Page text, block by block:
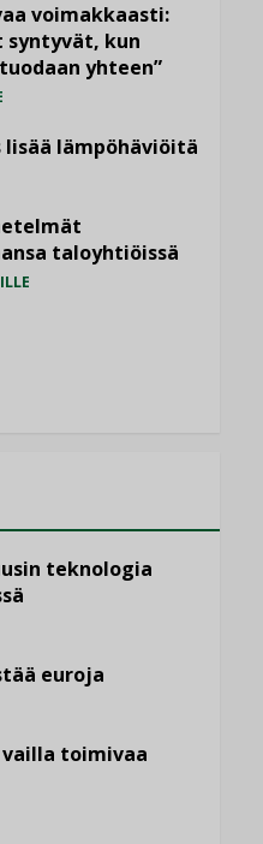
voimakkaasti:
syntyvät, kun
yhteen”
lämpöhäviöitä
taloyhtiöissä
teknologia
euroja
toimivaa